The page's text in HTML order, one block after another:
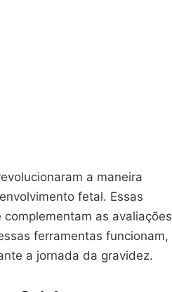
a maneira
fetal. Essas
as avaliações
ferramentas funcionam,
a jornada da gravidez.